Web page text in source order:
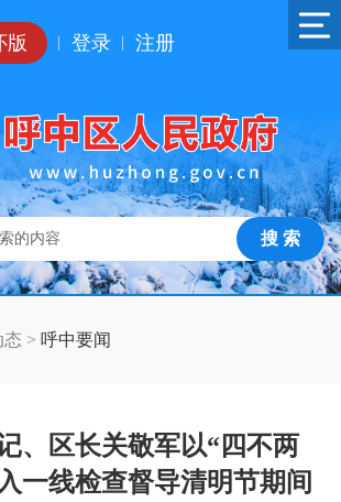
版 登录 注册
搜 索
态 > 呼中要闻
、区长关敬军以“四不两
一线检查督导清明节期间